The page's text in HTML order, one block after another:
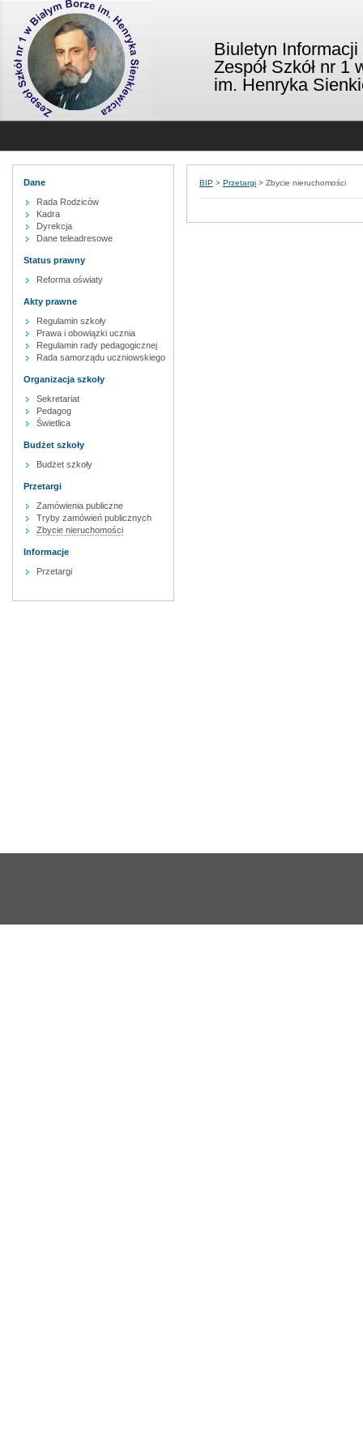
Biuletyn
Zespół Szkół nr 1
im. Henryka
Dane
Rada Rodziców
Kadra
Dyrekcja
Dane teleadresowe
Status prawny
Reforma oświaty
Akty prawne
Regulamin szkoły
Prawa i obowiązki ucznia
Regulamin rady pedagogicznej
Rada samorządu uczniowskiego
Organizacja szkoły
Sekretariat
Pedagog
Świetlica
Budżet szkoły
Budżet szkoły
Przetargi
Zamówienia publiczne
Tryby zamówień publicznych
Zbycie nieruchomości
Informacje
Przetargi
BIP > Przetargi > Zbycie nieruchomości